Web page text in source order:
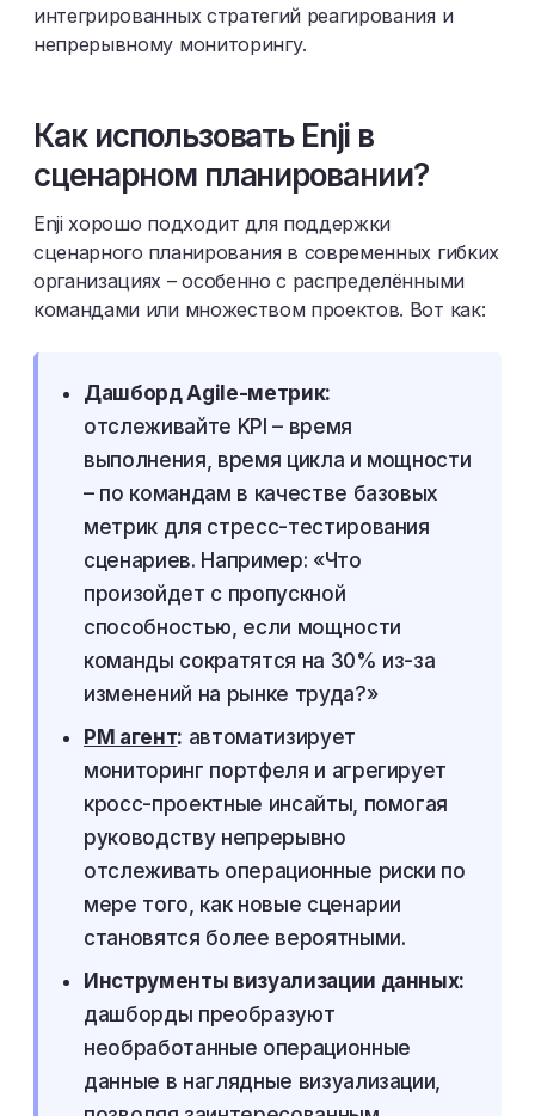
интегрированных стратегий реагирования и
непрерывному мониторингу.
Как использовать Enji в
сценарном планировании?
Enji хорошо подходит для поддержки
сценарного планирования в современных гибких
организациях – особенно с распределёнными
командами или множеством проектов. Вот как:
Дашборд Agile-метрик:
отслеживайте KPI – время
выполнения, время цикла и мощности
– по командам в качестве базовых
метрик для стресс-тестирования
сценариев. Например: «Что
произойдет с пропускной
способностью, если мощности
команды сократятся на 30% из-за
изменений на рынке труда?»
PM агент: автоматизирует
мониторинг портфеля и агрегирует
кросс-проектные инсайты, помогая
руководству непрерывно
отслеживать операционные риски по
мере того, как новые сценарии
становятся более вероятными.
Инструменты визуализации данных:
дашборды преобразуют
необработанные операционные
данные в наглядные визуализации,